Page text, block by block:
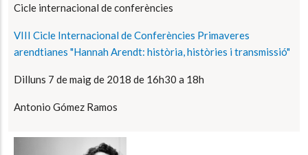
Cicle internacional de conferències
VIII Cicle Internacional de Conferències Primaveres
arendtianes "Hannah Arendt: història, històries i transmissió"
Dilluns 7 de maig de 2018 de 16h30 a 18h
Antonio Gómez Ramos